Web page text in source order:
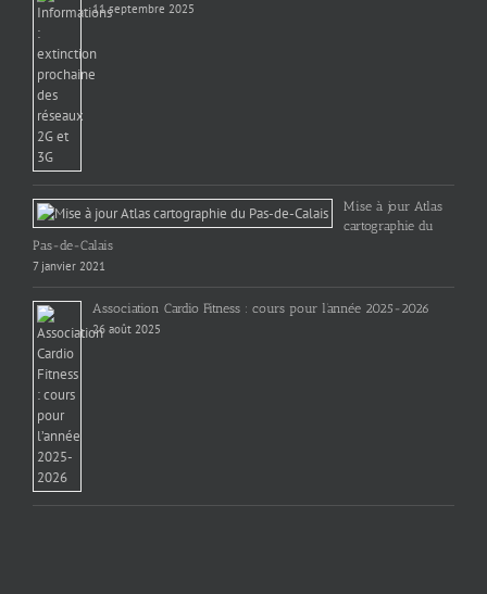
11 septembre 2025
Mise à jour Atlas
cartographie du
Pas-de-Calais
7 janvier 2021
Association Cardio Fitness : cours pour l’année 2025-2026
26 août 2025